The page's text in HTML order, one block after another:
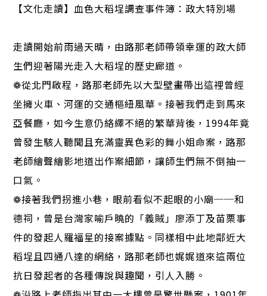
【文化走讀】血色大稻埕調查事件簿：政大特別場
走讀開始前雨過天晴，由路那老師帶領幸運的政大師
生們迎著陽光走入大稻埕的歷史廊道。
❁從北門啟程，路那老師先以大型壁畫帶出這裡曾經
坐擁火車、河運的交通樞紐風華。接著我們走到馬來
亞餐廳，如今生意仍絡繹不絕的繁華背後，1994年竟
曾發生駭人聽聞且充滿靈異色彩的舞小姐命案，路那
老師繪聲繪影地道出作案細節，讓師生們無不倒抽一
口氣。
❁接著我們拐進小巷，眼前看似不起眼的小廟──和
德祠，曾是台灣家喻戶曉的「義賊」廖添丁及苗栗事
件的發起人羅福星的接案據點。同樣相中此地鄰近大
稻埕且四通八達的網絡，路那老師也娓娓道來這兩位
抗日發起者的各種傳說與趣聞，引人入勝。